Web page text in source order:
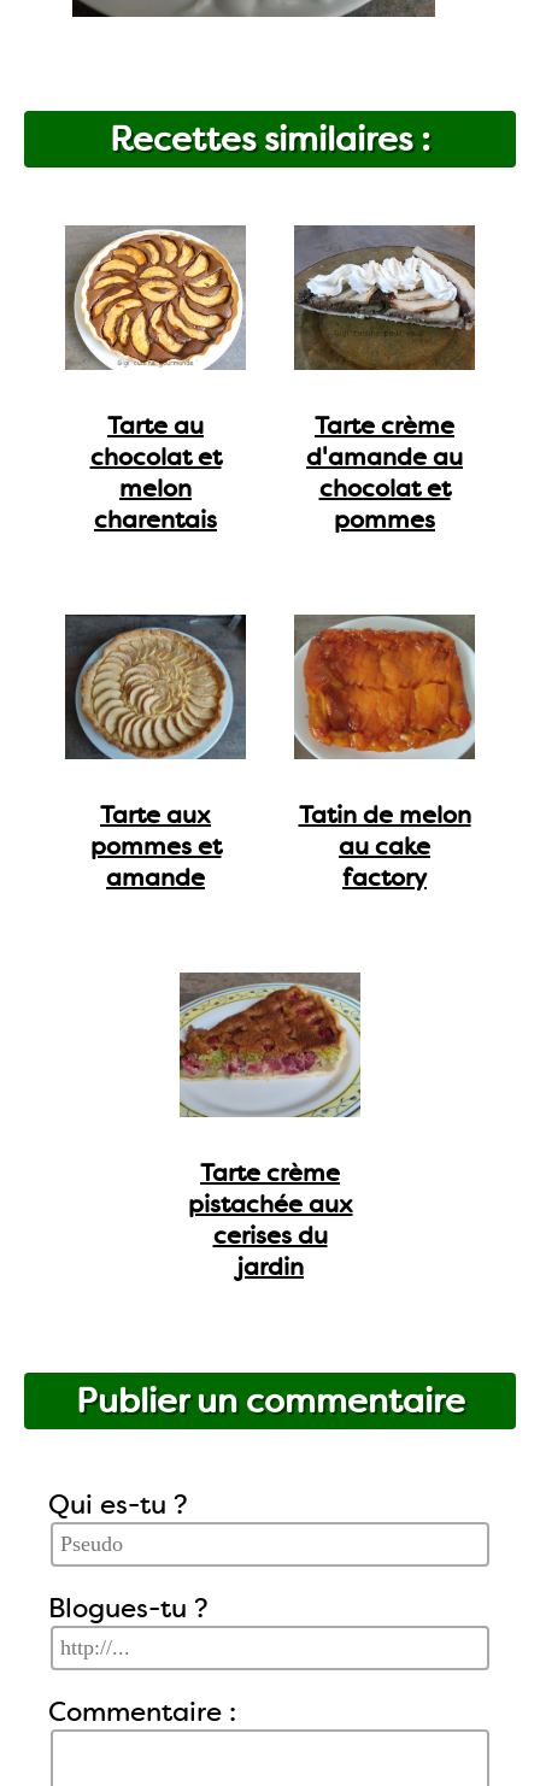
Recettes similaires :
Tarte au
chocolat et
melon
charentais
Tarte crème
d'amande au
chocolat et
pommes
Tarte aux
pommes et
amande
Tatin de melon
au cake
factory
Tarte crème
pistachée aux
cerises du
jardin
Publier un commentaire
Qui es-tu ?
Blogues-tu ?
Commentaire :